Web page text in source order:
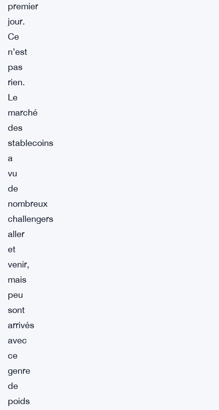
premier
jour.
Ce
n’est
pas
rien.
Le
marché
des
stablecoins
a
vu
de
nombreux
challengers
aller
et
venir,
mais
peu
sont
arrivés
avec
ce
genre
de
poids